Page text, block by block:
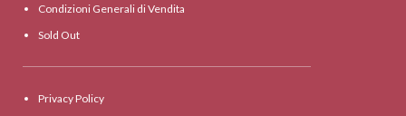
Condizioni Generali di Vendita
Sold Out
Privacy Policy